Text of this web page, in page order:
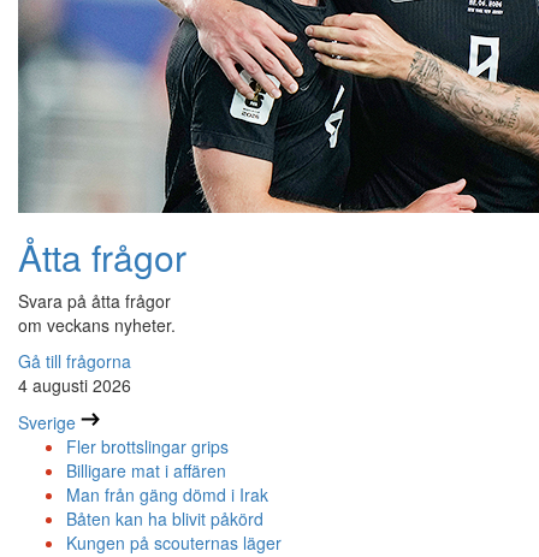
Åtta frågor
Svara på åtta frågor
om veckans nyheter.
Gå till frågorna
4 augusti 2026
Sverige
Fler brottslingar grips
Billigare mat i affären
Man från gäng dömd i Irak
Båten kan ha blivit påkörd
Kungen på scouternas läger